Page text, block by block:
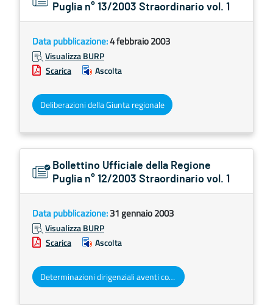
Puglia n° 13/2003 Straordinario vol. 1
Data pubblicazione:4 febbraio 2003
Visualizza BURP
Scarica
Ascolta
Deliberazioni della Giunta regionale
Bollettino Ufficiale della Regione
Puglia n° 12/2003 Straordinario vol. 1
Data pubblicazione:31 gennaio 2003
Visualizza BURP
Scarica
Ascolta
Determinazioni dirigenziali aventi contenuto di interesse generale